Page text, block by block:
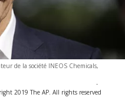
de la société INEOS Chemicals,
-
2019 The AP. All rights reserved